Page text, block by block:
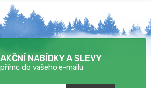
AKČNÍ NABÍDKY A SLEVY
přímo do vašeho e-mailu